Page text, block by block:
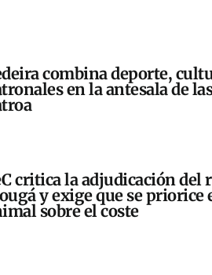
combina deporte,
en la antesala de
critica la adjudicación del
y exige que se priorice
sobre el coste